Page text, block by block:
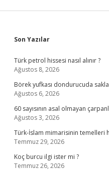
Sidebar
Son Yazılar
Türk petrol hissesi nasıl alınır ?
Ağustos 8, 2026
Börek yufkası dondurucuda
Ağustos 6, 2026
60 sayısının asal olmayan
Ağustos 3, 2026
Türk-İslam mimarisinin temelleri
Temmuz 29, 2026
Koç burcu ilgi ister mi ?
Temmuz 26, 2026